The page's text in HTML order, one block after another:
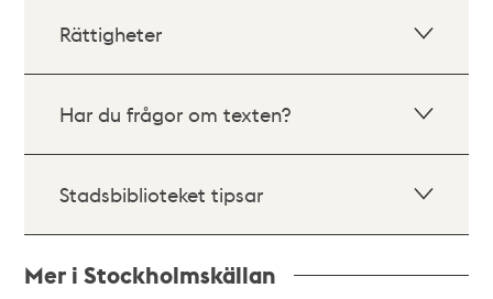
Rättigheter
Har du frågor om texten?
Stadsbiblioteket tipsar
Mer i Stockholmskällan